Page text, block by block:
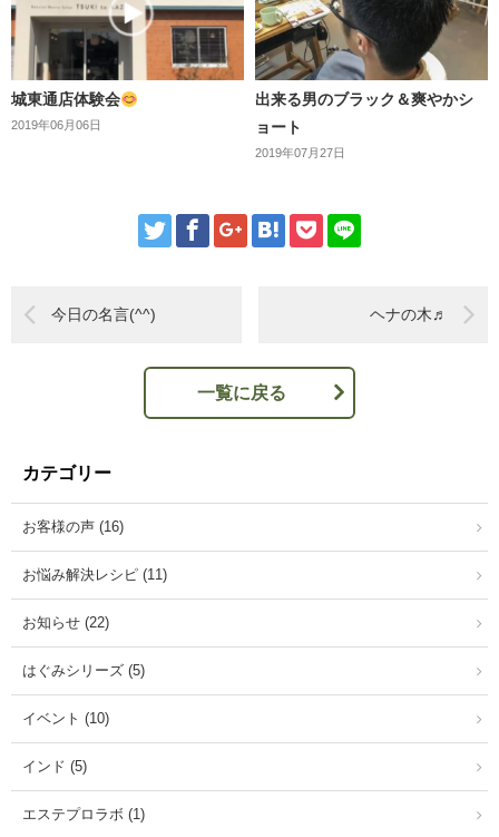
城東通店体験会
2019年06月06日
出来る男のブラック＆爽やかシ
ョート
2019年07月27日
今日の名言(^^) ヘナの木♬
一覧に戻る
カテゴリー
お客様の声 (16)
お悩み解決レシピ (11)
お知らせ (22)
はぐみシリーズ (5)
イベント (10)
インド (5)
エステプロラボ (1)